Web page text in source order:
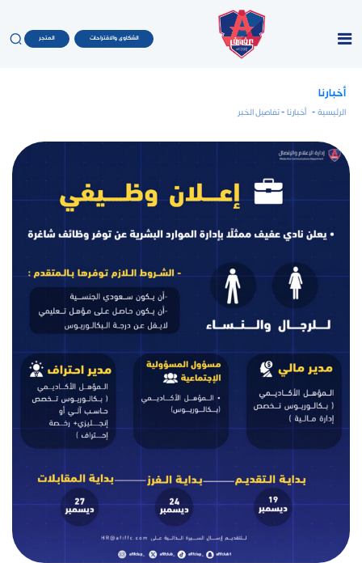
الشكاوى والاقتراحات المتجر
أخبارنا
الرئيسية - أخبارنا - تفاصيل الخبر